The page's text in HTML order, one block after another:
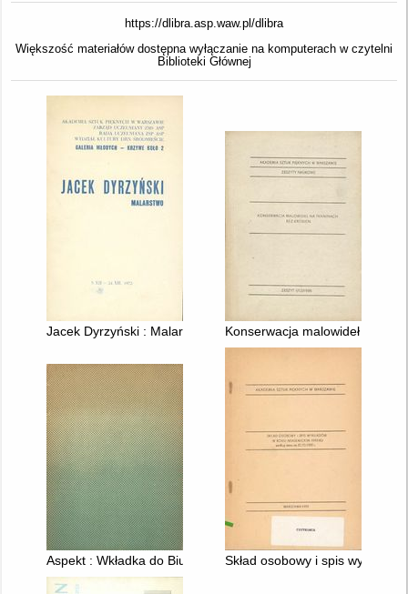
https://dlibra.asp.waw.pl/dlibra
Większość materiałów dostępna wyłączanie na komputerach w czytelni
Biblioteki Głównej
Jacek Dyrzyński : Malarstwo Konserwacja malowideł na
Aspekt : Wkładka do Biuletynu Informacyjnego Studentów
Skład osobowy i spis